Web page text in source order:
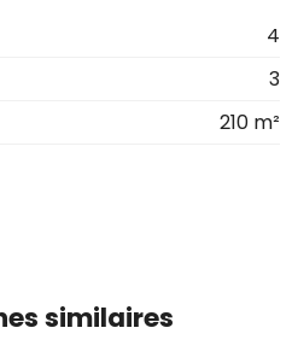
4
3
210 m²
similaires